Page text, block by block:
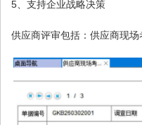
5、支持企业战略决策
供应商评审包括：供应商现